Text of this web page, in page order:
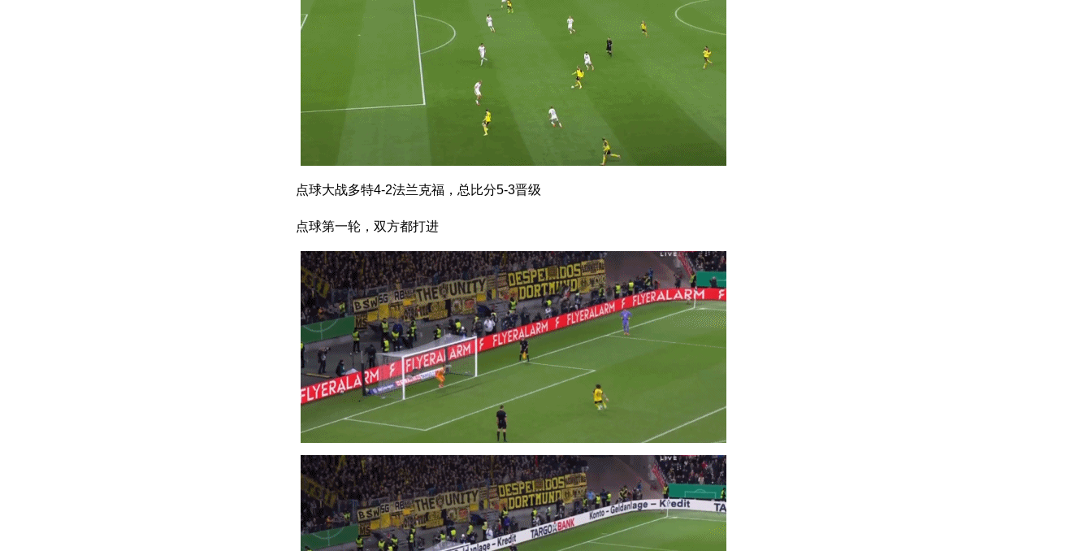
点球大战多特4-2法兰克福，总比分5-3晋级
点球第一轮，双方都打进